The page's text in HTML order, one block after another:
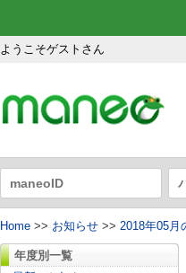
ようこそゲストさん
Home >> お知らせ >> 2018年05月
年度別一覧